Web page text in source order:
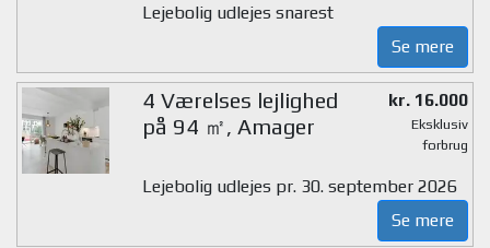
Lejebolig udlejes snarest
Se mere
4 Værelses lejlighed
på 94 ㎡, Amager
kr. 16.000
Eksklusiv
forbrug
Lejebolig udlejes pr. 30. september 2026
Se mere